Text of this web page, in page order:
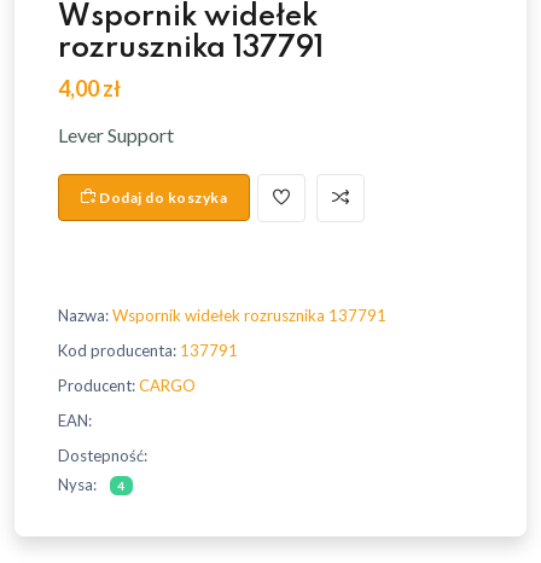
Wspornik widełek
rozrusznika 137791
4,00 zł
Lever Support
Dodaj do koszyka
Nazwa:Wspornik widełek rozrusznika 137791
Kod producenta: 137791
Producent:CARGO
EAN:
Dostepność:
Nysa:
4